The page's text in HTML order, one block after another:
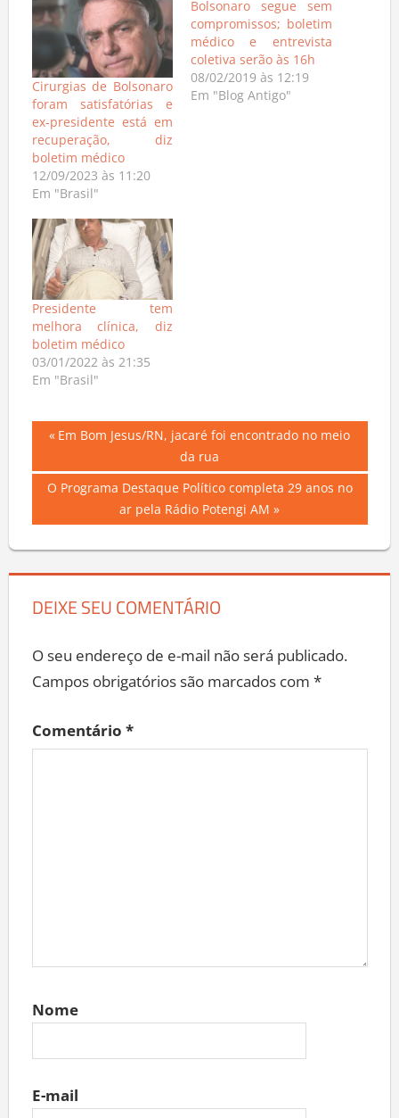
Cirurgias de Bolsonaro
foram satisfatórias e
ex-presidente está em
recuperação, diz
boletim médico
12/09/2023 às 11:20
Em "Brasil"
Bolsonaro segue sem
compromissos; boletim
médico e entrevista
coletiva serão às 16h
08/02/2019 às 12:19
Em "Blog Antigo"
Presidente tem
melhora clínica, diz
boletim médico
03/01/2022 às 21:35
Em "Brasil"
Navegação
de
Previous
Em Bom Jesus/RN, jacaré foi encontrado no meio
da rua
Next
O Programa Destaque Político completa 29 anos no
ar pela Rádio Potengi AM
DEIXE SEU COMENTÁRIO
O seu endereço de e-mail não será publicado.
Campos obrigatórios são marcados com *
Comentário *
Nome
E-mail